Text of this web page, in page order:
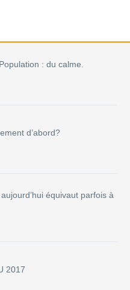
: du calme.
d’abord?
équivaut parfois à
2017